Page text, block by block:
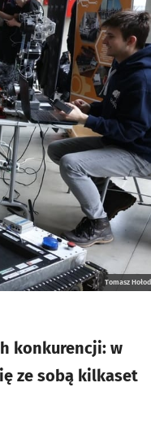
Tomasz Hołod
konkurencji: w
ze sobą kilkaset